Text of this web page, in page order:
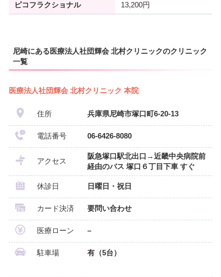
ピコフラクショナル 13,200円
尼崎にある医療法人社団輝会 北村クリニックのクリニック
一覧
医療法人社団輝会 北村クリニック 本院
住所 兵庫県尼崎市塚口町6-20-13
電話番号 06-6426-8080
アクセス
阪急塚口駅北出口→近畿中央病院前
経由のバス 塚口６丁目下車 すぐ
休診日 日曜日・祝日
カード決済 要問い合わせ
医療ローン –
駐車場 有（5台）